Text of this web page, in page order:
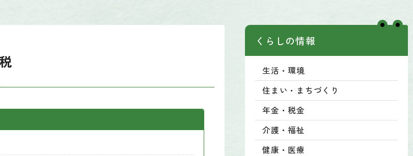
くらしの情報
生活・環境
住まい・まちづくり
年金・税金
介護・福祉
健康・医療